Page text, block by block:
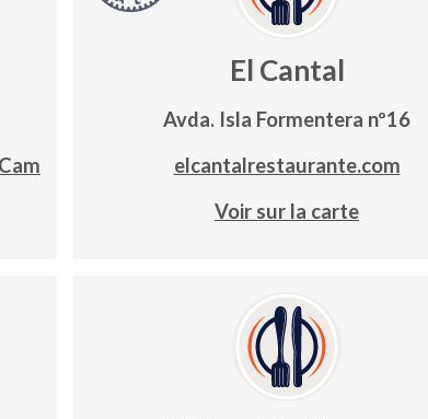
El Cantal
Avda. Isla Formentera nº16
elcantalrestaurante.com
Voir sur la carte